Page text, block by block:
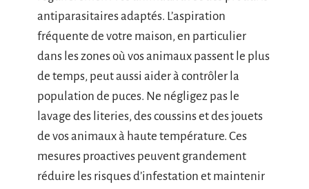
antiparasitaires adaptés. L’aspiration
fréquente de votre maison, en particulier
dans les zones où vos animaux passent le plus
de temps, peut aussi aider à contrôler la
population de puces. Ne négligez pas le
lavage des literies, des coussins et des jouets
de vos animaux à haute température. Ces
mesures proactives peuvent grandement
réduire les risques d’infestation et maintenir